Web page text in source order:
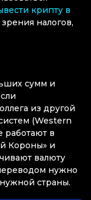
крипту в
налогов,
сумм и
из другой
(Western
работают в
Короны» и
валюту
нужно
страны.